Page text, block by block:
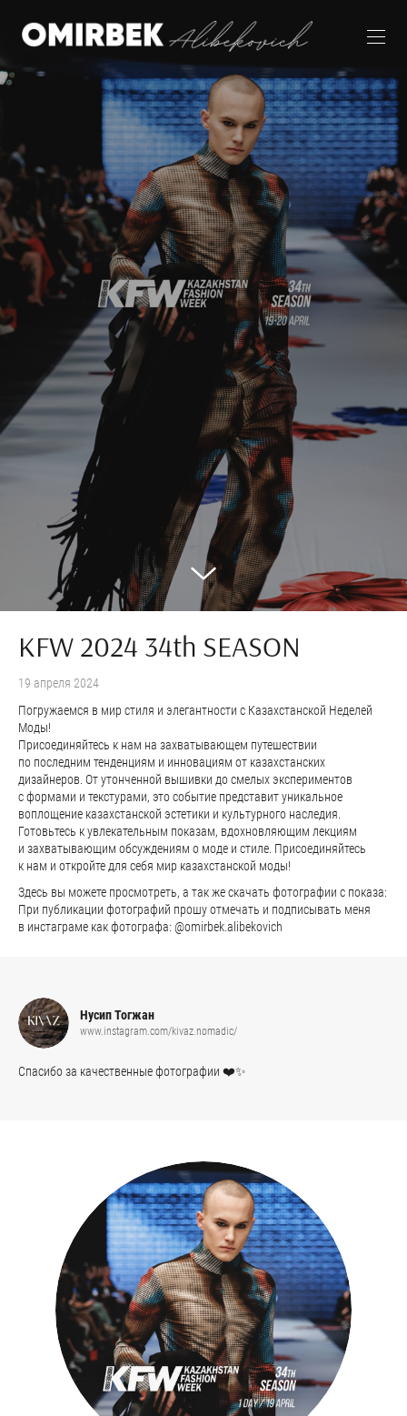
KFW 2024 34th SEASON
19 апреля 2024
Погружаемся в мир стиля и элегантности с Казахстанской Неделей
Моды!
Присоединяйтесь к нам на захватывающем путешествии
по последним тенденциям и инновациям от казахстанских
дизайнеров. От утонченной вышивки до смелых экспериментов
с формами и текстурами, это событие представит уникальное
воплощение казахстанской эстетики и культурного наследия.
Готовьтесь к увлекательным показам, вдохновляющим лекциям
и захватывающим обсуждениям о моде и стиле. Присоединяйтесь
к нам и откройте для себя мир казахстанской моды!
Здесь вы можете просмотреть, а так же скачать фотографии с показа:
При публикации фотографий прошу отмечать и подписывать меня
в инстаграме как фотографа: @omirbek.alibekovich
Нусип Тогжан
www.instagram.com/kivaz.nomadic/
Спасибо за качественные фотографии ❤️✨